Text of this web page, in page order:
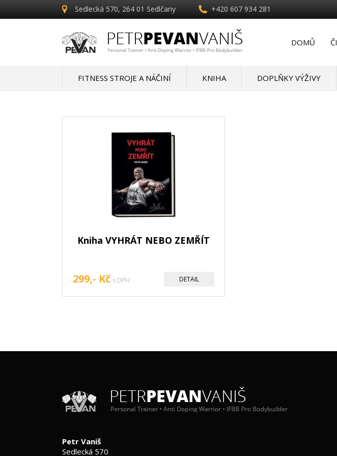
Sedlecká 570, 264 01 Sedlčany +420 607 934 281
DOMŮ
FITNESS STROJE A NÁČINÍ KNIHA DOPLŇKY VÝŽIVY
Kniha VYHRÁT NEBO ZEMŘÍT
299,- Kč s DPH DETAIL
Petr Vaniš
Sedlecká 570